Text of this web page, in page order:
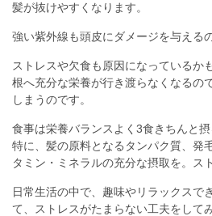
髪が抜けやすくなります。
強い紫外線も頭皮にダメージを与える
ストレスや欠食も原因になっているか
根へ充分な栄養が行き渡らなくなるの
しまうのです。
食事は栄養バランスよく3食きちんと摂
特に、髪の原料となるタンパク質、発
タミン・ミネラルの充分な摂取を。ス
日常生活の中で、趣味やリラックスで
て、ストレスがたまらない工夫をして